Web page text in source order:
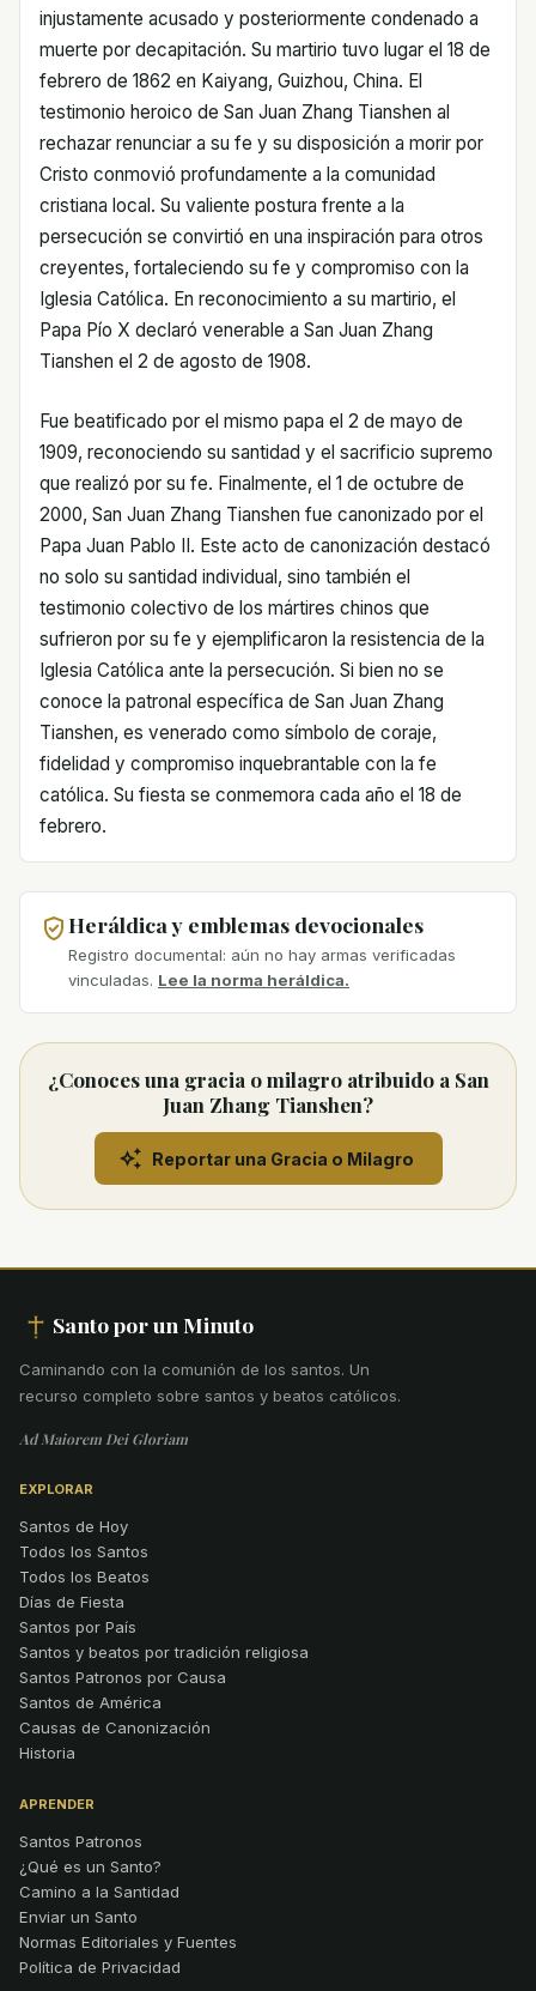
injustamente acusado y posteriormente condenado a
muerte por decapitación. Su martirio tuvo lugar el 18 de
febrero de 1862 en Kaiyang, Guizhou, China. El
testimonio heroico de San Juan Zhang Tianshen al
rechazar renunciar a su fe y su disposición a morir por
Cristo conmovió profundamente a la comunidad
cristiana local. Su valiente postura frente a la
persecución se convirtió en una inspiración para otros
creyentes, fortaleciendo su fe y compromiso con la
Iglesia Católica. En reconocimiento a su martirio, el
Papa Pío X declaró venerable a San Juan Zhang
Tianshen el 2 de agosto de 1908.
Fue beatificado por el mismo papa el 2 de mayo de
1909, reconociendo su santidad y el sacrificio supremo
que realizó por su fe. Finalmente, el 1 de octubre de
2000, San Juan Zhang Tianshen fue canonizado por el
Papa Juan Pablo II. Este acto de canonización destacó
no solo su santidad individual, sino también el
testimonio colectivo de los mártires chinos que
sufrieron por su fe y ejemplificaron la resistencia de la
Iglesia Católica ante la persecución. Si bien no se
conoce la patronal específica de San Juan Zhang
Tianshen, es venerado como símbolo de coraje,
fidelidad y compromiso inquebrantable con la fe
católica. Su fiesta se conmemora cada año el 18 de
febrero.
Heráldica y emblemas devocionales
Registro documental: aún no hay armas verificadas
vinculadas. Lee la norma heráldica.
¿Conoces una gracia o milagro atribuido a San
Juan Zhang Tianshen?
Reportar una Gracia o Milagro
Santo por un Minuto
Caminando con la comunión de los santos. Un
recurso completo sobre santos y beatos católicos.
Ad Maiorem Dei Gloriam
EXPLORAR
Santos de Hoy
Todos los Santos
Todos los Beatos
Días de Fiesta
Santos por País
Santos y beatos por tradición religiosa
Santos Patronos por Causa
Santos de América
Causas de Canonización
Historia
APRENDER
Santos Patronos
¿Qué es un Santo?
Camino a la Santidad
Enviar un Santo
Normas Editoriales y Fuentes
Política de Privacidad